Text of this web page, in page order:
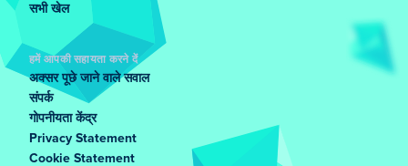
सभी खेल
हमें आपकी सहायता करने दें
अक्सर पूछे जाने वाले सवाल
संपर्क
गोपनीयता केंद्र
Privacy Statement
Cookie Statement